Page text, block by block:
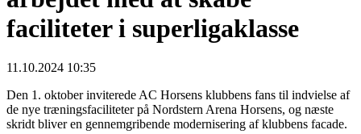
faciliteter i superligaklasse
11.10.2024 10:35
Den 1. oktober inviterede AC Horsens klubbens fans til indvielse af
de nye træningsfaciliteter på Nordstern Arena Horsens, og næste
skridt bliver en gennemgribende modernisering af klubbens facade.